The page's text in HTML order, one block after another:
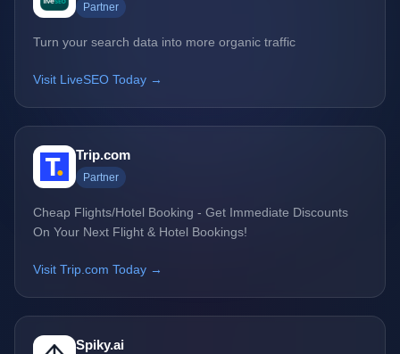
Partner
Turn your search data into more organic traffic
Visit LiveSEO Today →
Trip.com
Partner
Cheap Flights/Hotel Booking - Get Immediate Discounts
On Your Next Flight & Hotel Bookings!
Visit Trip.com Today →
Spiky.ai